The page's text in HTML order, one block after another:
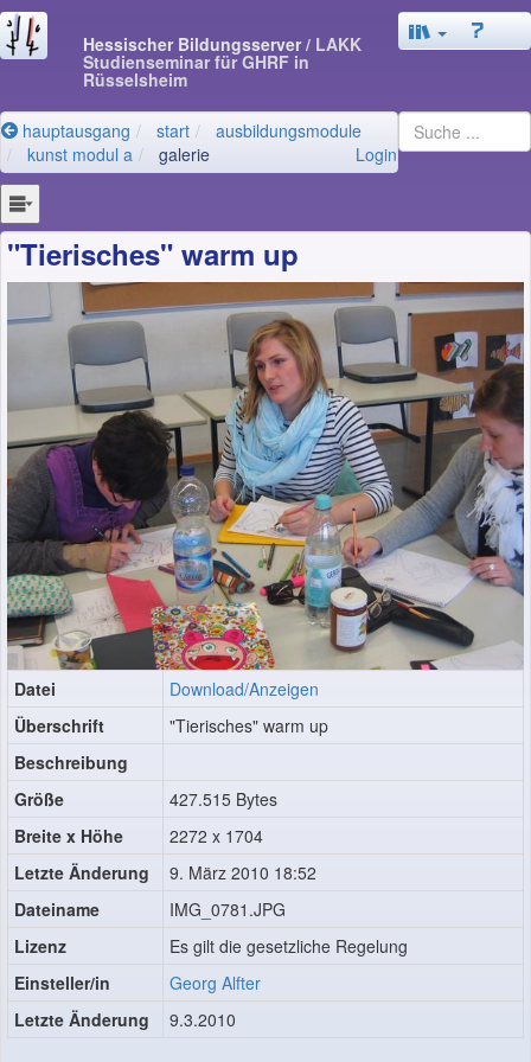
Hessischer Bildungsserver/ LAKK
Studienseminar für GHRF in
Rüsselsheim
hauptausgang start
ausbildungsmodule
kunst modul a
galerie Login
"Tierisches" warm up
Datei
Download/Anzeigen
Überschrift
"Tierisches" warm up
Beschreibung
Größe
427.515 Bytes
Breite x Höhe
2272 x 1704
Letzte Änderung
9. März 2010 18:52
Dateiname
IMG_0781.JPG
Lizenz
Es gilt die gesetzliche Regelung
Einsteller/in
Georg Alfter
Letzte Änderung
9.3.2010